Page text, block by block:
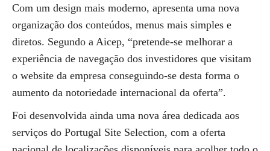
Com um design mais moderno, apresenta uma nova
organização dos conteúdos, menus mais simples e
diretos. Segundo a Aicep, “pretende-se melhorar a
experiência de navegação dos investidores que visitam
o website da empresa conseguindo-se desta forma o
aumento da notoriedade internacional da oferta”.
Foi desenvolvida ainda uma nova área dedicada aos
serviços do Portugal Site Selection, com a oferta